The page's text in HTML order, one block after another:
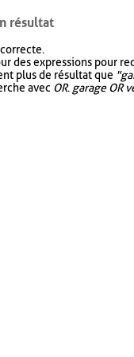
résultat
des expressions pour
plus de résultat que
avec OR. garage OR